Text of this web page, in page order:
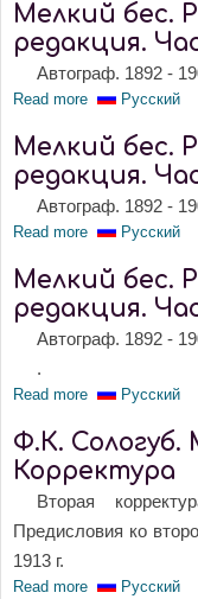
Мелкий бес.
редакция.
Автограф. 1892 -
Read more about Мелкий
Русский
Мелкий бес.
редакция.
Автограф. 1892 -
Read more about Мелкий
Русский
Мелкий бес.
редакция.
Автограф. 1892 -
.
Read more about Мелкий
Русский
Ф.К. Сологуб.
Корректура
Вторая
Предисловия ко
1913 г.
Read more about Ф.К.
Русский